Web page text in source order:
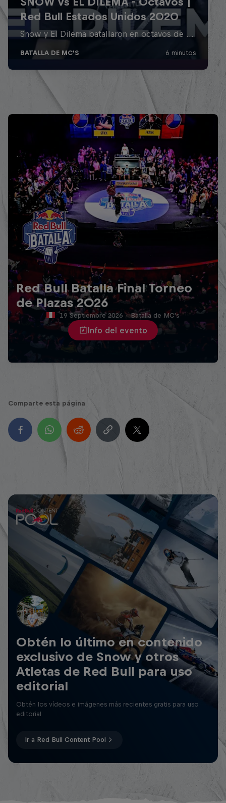
Red Bull Batalla Final Torneo
de Plazas 2026
Info del evento
19 Septiembre 2026 · Batalla de MC's
Comparte esta página
Obtén lo último en contenido
exclusivo de Snow y otros
Atletas de Red Bull para uso
editorial
Obtén los vídeos e imágenes más recientes gratis para uso
editorial
Ir a Red Bull Content Pool